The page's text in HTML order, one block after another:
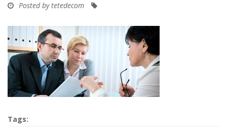
Posted by tetedecom
Tags: